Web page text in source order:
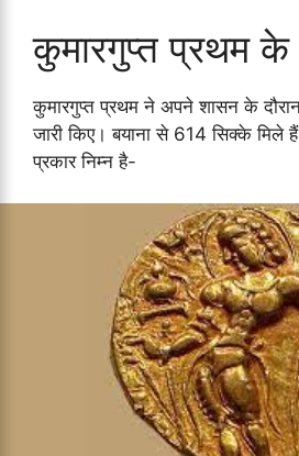
कुमारगुप्त प्रथम
कुमारगुप्त प्रथम ने अपने शासन के
जारी किए। बयाना से 614 सिक्के मिले
प्रकार निम्न है-